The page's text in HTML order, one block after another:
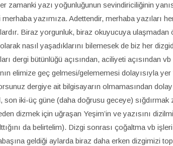
zamanki yazı yoğunluğunun sevindiriciliğinin
merhaba yazımıza. Adettendir, merhaba yazıları
Biraz yorgunluk, biraz okuyucuya
nasıl yaşadıklarını bilemesek de biz her
dergi bütünlüğü açısından, aciliyeti açısından
elimize geç gelmesi/gelememesi dolayısıyla
dergiye ait bilgisayarın olmamasından
son iki-üç güne (daha doğrusu geceye)
dizmek için uğraşan Yeşim’in ve yazısını
da belirtelim). Dizgi sonrası çoğaltma vb
geldiği aylarda biraz daha erken dizgimizi